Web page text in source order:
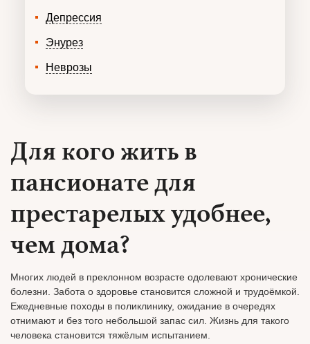
Депрессия
Энурез
Неврозы
Для кого жить в
пансионате для
престарелых удобнее,
чем дома?
Многих людей в преклонном возрасте одолевают хронические
болезни. Забота о здоровье становится сложной и трудоёмкой.
Ежедневные походы в поликлинику, ожидание в очередях
отнимают и без того небольшой запас сил. Жизнь для такого
человека становится тяжёлым испытанием.